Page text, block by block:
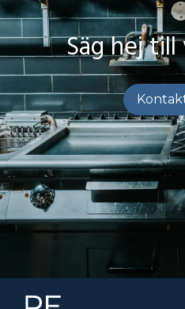
Perforerad lådinsats– för
dränering
Central kylning (+2…+8 °C)
centralanläggning
Pulverlackad exteriör i
kök
Säg hej